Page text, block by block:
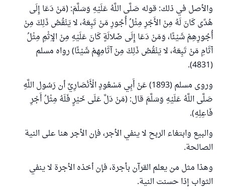
والأصل في ذلك: قوله صَلَّى اللَّهُ عَلَيْهِ وَسَلَّمَ: (مَنْ دَعَا إِلَى
هُدًى كَانَ لَهُ مِنْ الأَجْرِ مِثْلُ أُجُورِ مَنْ تَبِعَهُ، لا يَنْقُصُ ذَلِكَ مِنْ
أُجُورِهِمْ شَيْئًا، وَمَنْ دَعَا إِلَى ضَلالَةٍ كَانَ عَلَيْهِ مِنْ الإِثْمِ مِثْلُ
آثَامِ مَنْ تَبِعَهُ، لا يَنْقُصُ ذَلِكَ مِنْ آثَامِهِمْ شَيْئًا) رواه مسلم
(4831).
وروى مسلم (1893) عَنْ أَبِي مَسْعُودٍ الْأَنْصَارِيِّ أن رَسُول اللَّهِ
صَلَّى اللَّهُ عَلَيْهِ وَسَلَّمَ قال: (مَنْ دَلَّ عَلَى خَيْرٍ فَلَهُ مِثْلُ أَجْرِ
فَاعِلِهِ).
والبيع وابتغاء الربح لا ينفي الأجر، فإن الأجر هنا على النية
الصالحة.
وهذا مثل من يعلم القرآن بأجرة، فإن أخذه الأجرة لا ينفي
الثواب إذا حسنت النية.